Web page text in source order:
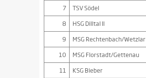
7
TSV Södel
8
HSG Dilltal II
9
MSG Rechtenbach/Wetzlar
10
MSG Florstadt/Gettenau
11
KSG Bieber